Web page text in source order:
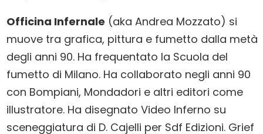
Officina Infernale (aka Andrea Mozzato) si
muove tra grafica, pittura e fumetto dalla metà
degli anni 90. Ha frequentato la Scuola del
fumetto di Milano. Ha collaborato negli anni 90
con Bompiani, Mondadori e altri editori come
illustratore. Ha disegnato Video Inferno su
sceneggiatura di D. Cajelli per Sdf Edizioni. Grief